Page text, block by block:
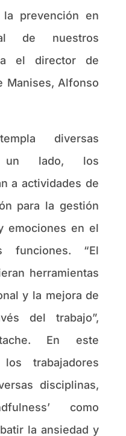
la prevención en
de nuestros
el director de
Manises, Alfonso
diversas
un lado, los
a actividades de
para la gestión
emociones en el
funciones. “El
herramientas
y la mejora de
del trabajo”,
En este
trabajadores
disciplinas,
como
la ansiedad y